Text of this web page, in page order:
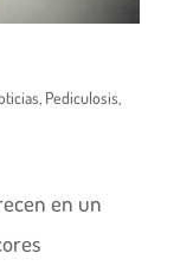
, Pediculosis,
en un